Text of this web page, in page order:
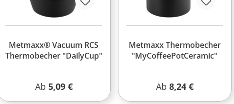
Metmaxx® Vacuum RCS
Thermobecher "DailyCup"
Regulärer Preis:
Ab 5,09 €
Metmaxx Thermobecher
"MyCoffeePotCeramic"
Regulärer Preis:
Ab 8,24 €